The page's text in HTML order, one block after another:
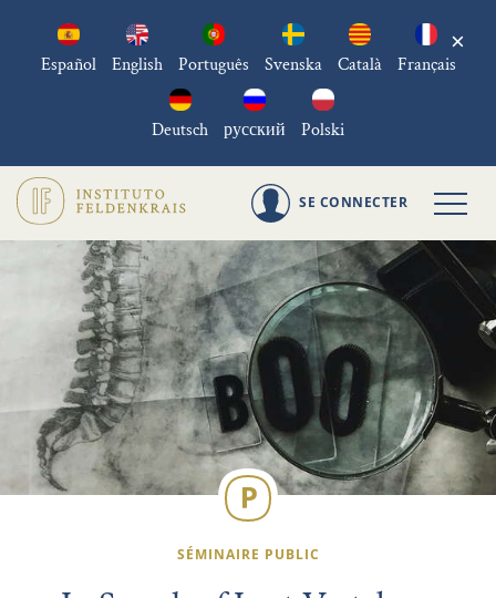
Español English Português Svenska Català Français
Deutsch русский Polski
×
SE CONNECTER
SÉMINAIRE PUBLIC